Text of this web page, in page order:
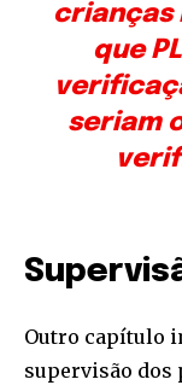
crianças
que
seriam
Outro capítulo
supervisão dos